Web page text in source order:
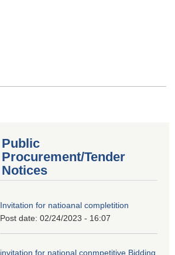
Public
Procurement/Tender
Notices
Invitation for natioanal completition
Post date: 02/24/2023 - 16:07
invitation for national conmpetitive Bidding